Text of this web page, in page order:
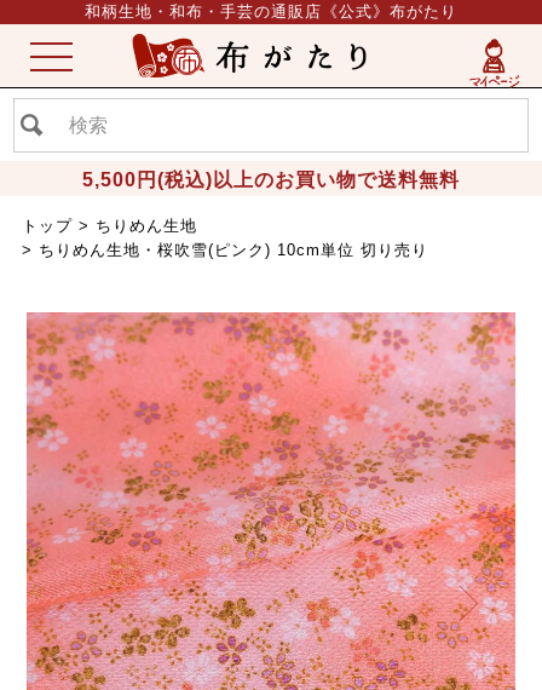
和柄生地・和布・手芸の通販店《公式》布がたり
5,500円(税込)以上のお買い物で送料無料
ME
NU
トップ
ちりめん生地
ちりめん生地・桜吹雪(ピンク) 10cm単位 切り売り